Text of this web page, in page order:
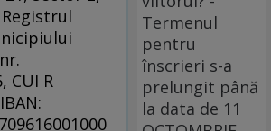
CUI R
Termenul
pentru
înscrieri s-a
prelungit până
la data de 11